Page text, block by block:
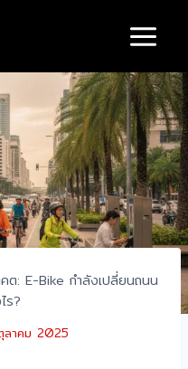
ต: E-Bike กำลังเปลี่ยนถนน
ร?
าคม 2025